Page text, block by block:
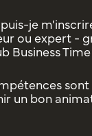
je
ou expert -
Business
sont
un bon